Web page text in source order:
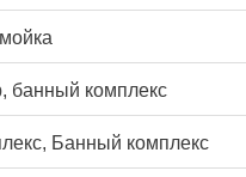
банный комплекс
Банный комплекс